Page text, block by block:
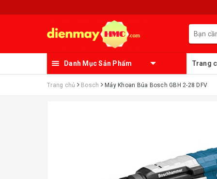
Danh Mục Sản Phẩm Trang
Trang chủ Bosch Máy Khoan Búa Bosch GBH 2-28 DFV